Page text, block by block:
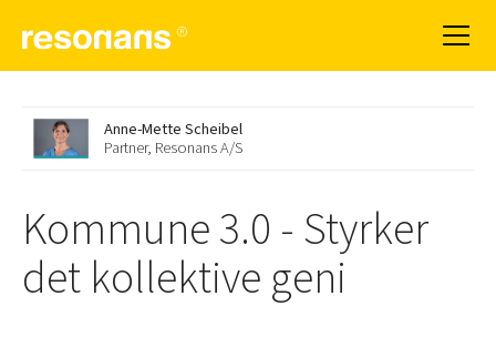
Anne-Mette Scheibel
Partner, Resonans A/S
Kommune 3.0 - Styrker
det kollektive geni